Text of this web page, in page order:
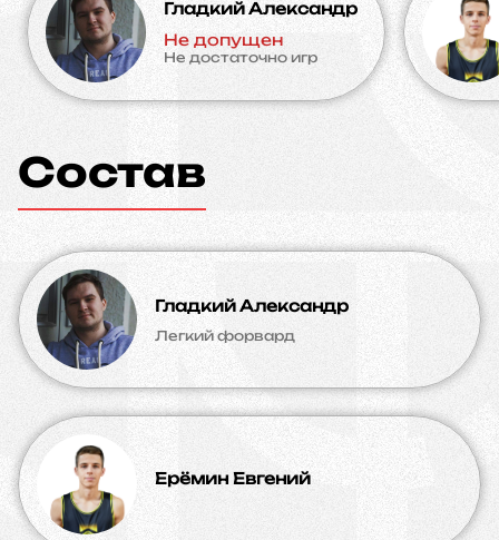
Гладкий Александр
Не допущен
Не достаточно игр
Состав
Гладкий Александр
Легкий форвард
Ерёмин Евгений